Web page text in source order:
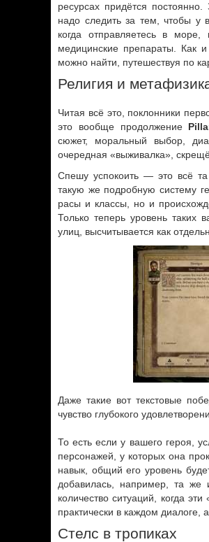
ресурсах придётся
надо следить за тем, чтобы у
когда отправляетесь в
медицинские препараты. Как
можно найти, путешествуя по
Религия и
Читая всё это, поклонники
это вообще продолжение
сюжет, моральный выбор,
очередная «выживалка»,
Спешу успокоить — это всё
такую же подробную систему
расы и классы, но и
Только теперь уровень таких
улиц, высчитывается как
Даже такие вот текстовые
чувство глубокого
То есть если у вашего героя,
персонажей, у которых она
навык, общий его уровень
добавилась, например, та же
количество ситуаций, когда
практически в каждом диалоге,
Стелс в тропиках